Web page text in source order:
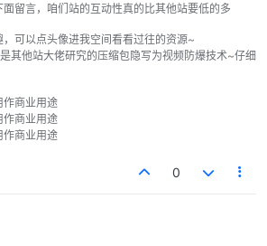
留言，咱们站的互动性真的比其他站要低的多
可以点头像进我空间看看过往的资源~
其他站大佬研究的压缩包隐写为视频防爆技术~仔细
作商业用途
作商业用途
作商业用途
0